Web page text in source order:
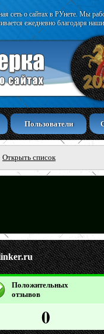
сеть о сайтах в РУнете. Мы
ежедневно благодаря
Пользователи
Открыть список
Положительных
отзывов
0